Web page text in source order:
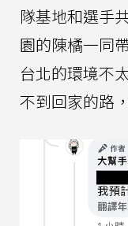
隊基地和選手
園的陳橘一同
台北的環境不
不到回家的路